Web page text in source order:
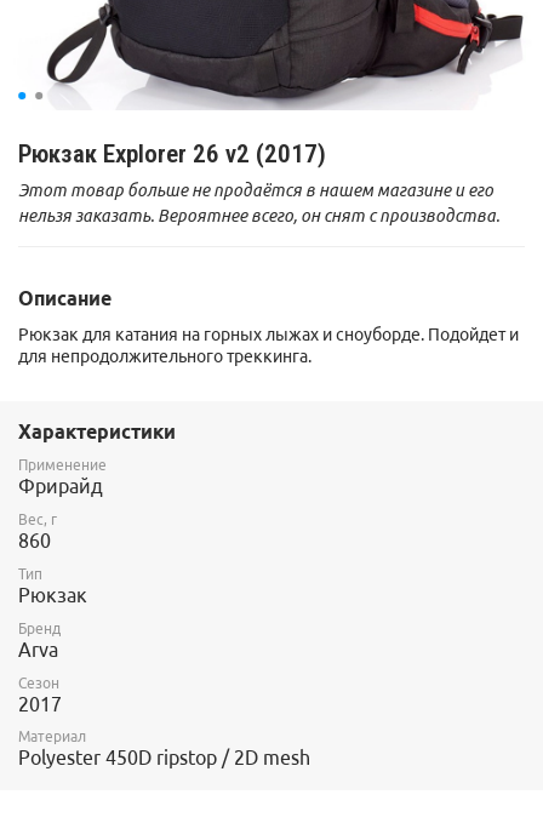
Рюкзак Explorer 26 v2 (2017)
Этот товар больше не продаётся в нашем магазине и его
нельзя заказать. Вероятнее всего, он снят с производства.
Описание
Рюкзак для катания на горных лыжах и сноуборде. Подойдет и
для непродолжительного треккинга.
Характеристики
Применение
Фрирайд
Вес, г
860
Тип
Рюкзак
Бренд
Arva
Сезон
2017
Материал
Polyester 450D ripstop / 2D mesh